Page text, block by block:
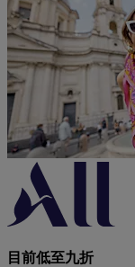
目前低至九折